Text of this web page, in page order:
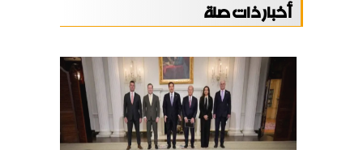
أخبار ذات صلة